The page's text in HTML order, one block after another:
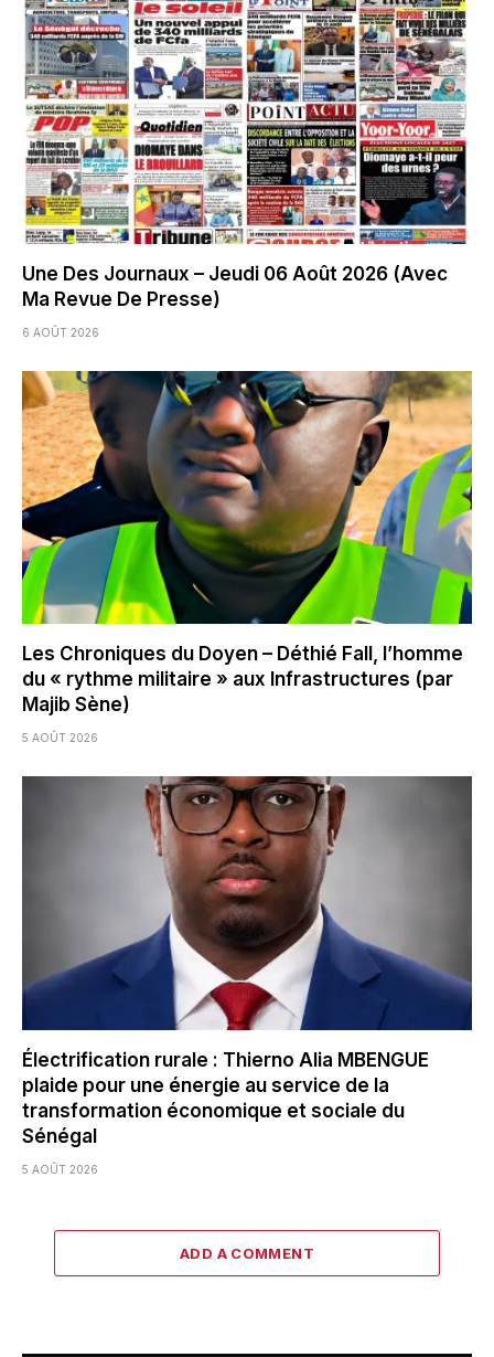
Une Des Journaux – Jeudi 06 Août 2026 (Avec
Ma Revue De Presse)
6 AOÛT 2026
Les Chroniques du Doyen – Déthié Fall, l’homme
du « rythme militaire » aux Infrastructures (par
Majib Sène)
5 AOÛT 2026
Électrification rurale : Thierno Alia MBENGUE
plaide pour une énergie au service de la
transformation économique et sociale du
Sénégal
5 AOÛT 2026
ADD A COMMENT